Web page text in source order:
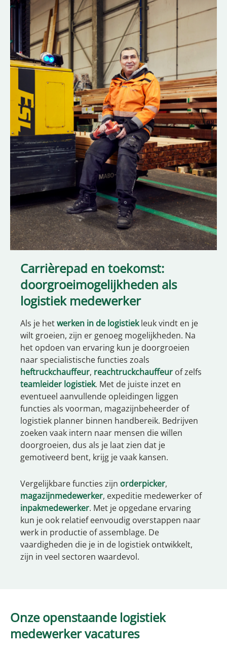
Carrièrepad en toekomst:
doorgroeimogelijkheden als
logistiek medewerker
Als je hetwerken in de logistiekleuk vindt en je
wilt groeien, zijn er genoeg mogelijkheden. Na
het opdoen van ervaring kun je doorgroeien
naar specialistische functies zoals
heftruckchauffeur, reachtruckchauffeur of zelfs
teamleider logistiek. Met de juiste inzet en
eventueel aanvullende opleidingen liggen
functies als voorman, magazijnbeheerder of
logistiek planner binnen handbereik. Bedrijven
zoeken vaak intern naar mensen die willen
doorgroeien, dus als je laat zien dat je
gemotiveerd bent, krijg je vaak kansen.
Vergelijkbare functies zijn orderpicker,
magazijnmedewerker, expeditie medewerker of
inpakmedewerker. Met je opgedane ervaring
kun je ook relatief eenvoudig overstappen naar
werk in productie of assemblage. De
vaardigheden die je in de logistiek ontwikkelt,
zijn in veel sectoren waardevol.
Onze openstaande logistiek
medewerker vacatures